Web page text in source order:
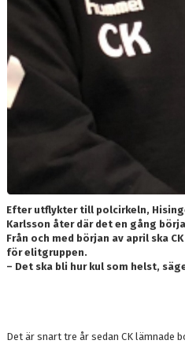
Efter utflykter till polcirkeln,
Karlsson åter där det en gång
Från och med början av april ska
för elitgruppen.
– Det ska bli hur kul som helst,
Det är snart tre år sedan CK lämnade